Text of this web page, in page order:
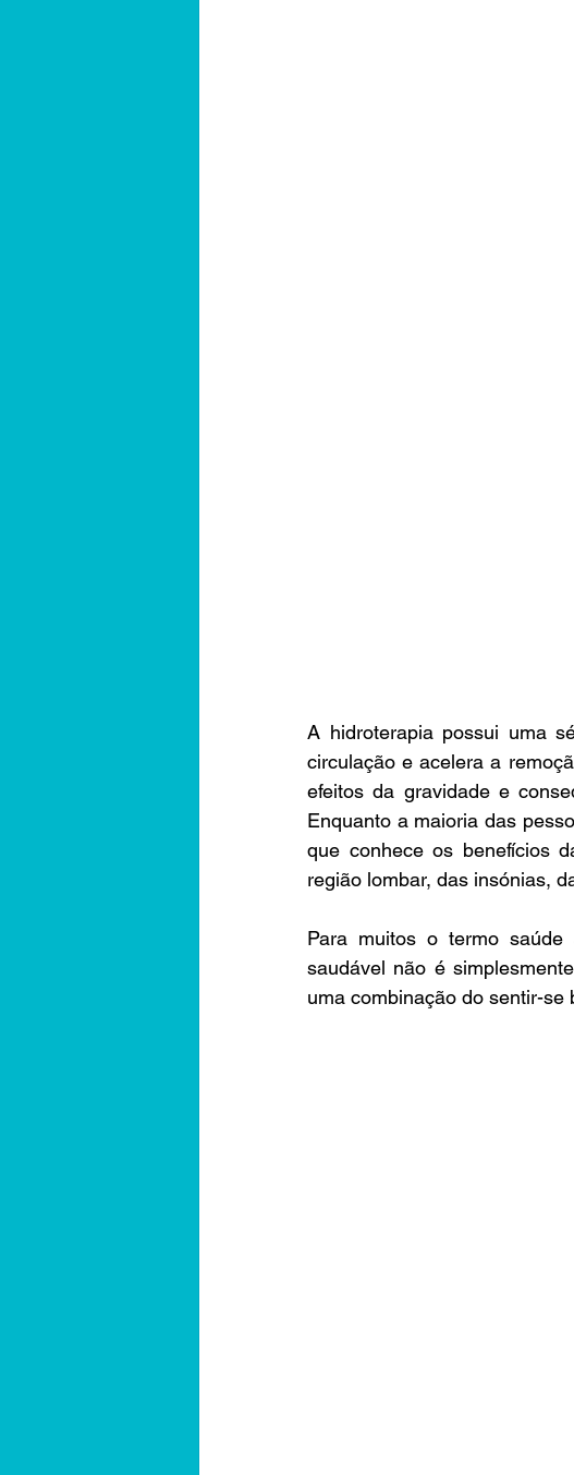
A hidroterapia possui uma
circulação e acelera a
efeitos da gravidade e
Enquanto a maioria das
que conhece os benefícios
região lombar, das insónias,
Para muitos o termo saúde
saudável não é
uma combinação do sentir-se